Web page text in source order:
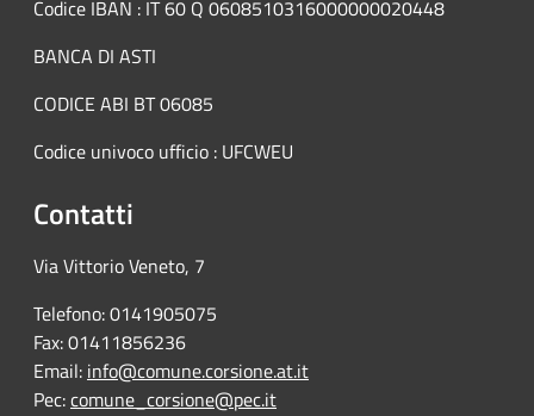
Codice IBAN : IT 60 Q 0608510316000000020448
BANCA DI ASTI
CODICE ABI BT 06085
Codice univoco ufficio : UFCWEU
Contatti
Via Vittorio Veneto, 7
Telefono: 0141905075
Fax: 01411856236
Email: info@comune.corsione.at.it
Pec:comune_corsione@pec.it